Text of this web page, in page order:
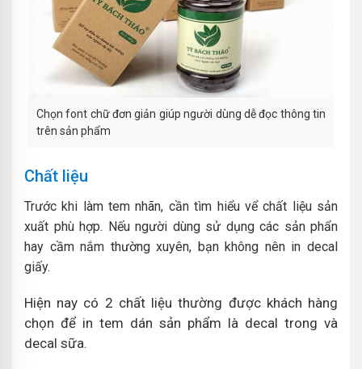
Chọn font chữ đơn giản giúp người dùng dễ đọc thông tin
trên sản phẩm
Chất liệu
Trước khi làm tem nhãn, cần tìm hiểu vể chất liệu sản
xuất phù hợp. Nếu người dùng sử dụng các sản phẩn
hay cầm nắm thường xuyên, bạn không nên in decal
giấy.
Hiện nay có 2 chất liệu thường được khách hàng
chọn để in tem dán sản phẩm là decal trong và
decal sữa.